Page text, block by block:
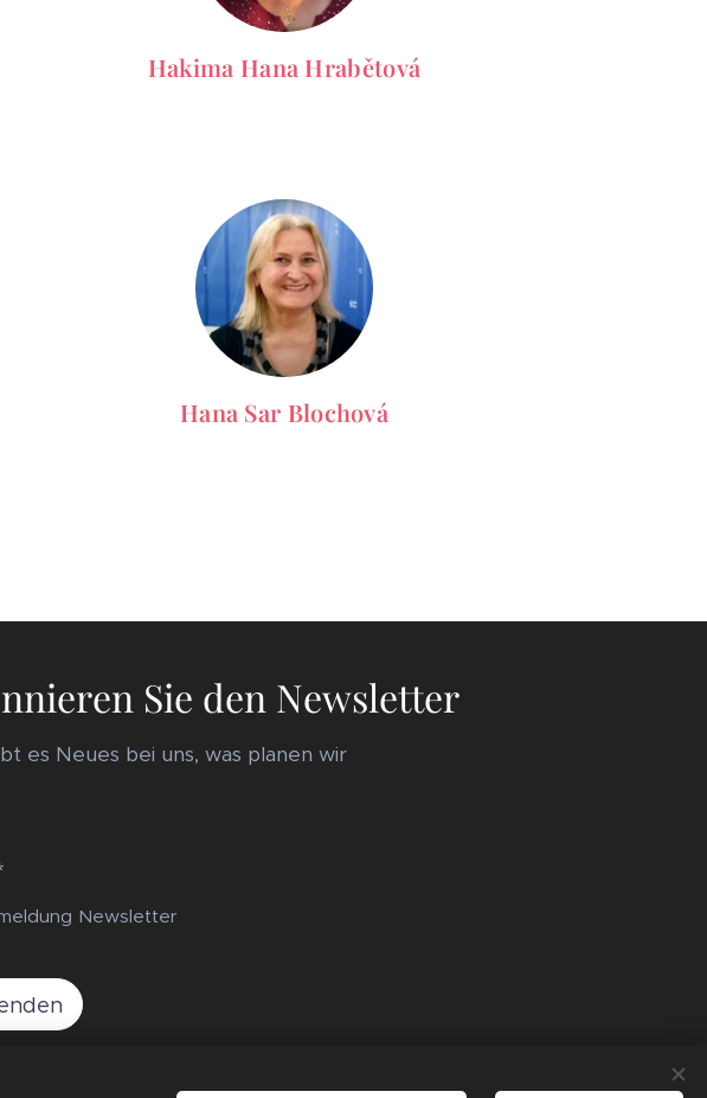
Hakima Hana Hrabětová
Hana Sar Blochová
Sie den Newsletter
es Neues bei uns, was planen wir
Newsletter